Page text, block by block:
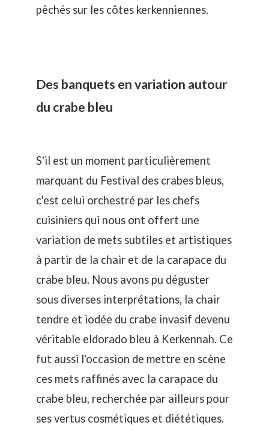
pêchés sur les côtes kerkenniennes.
Des banquets en variation autour
du crabe bleu
S'il est un moment particulièrement
marquant du Festival des crabes bleus,
c'est celui orchestré par les chefs
cuisiniers qui nous ont offert une
variation de mets subtiles et artistiques
à partir de la chair et de la carapace du
crabe bleu. Nous avons pu déguster
sous diverses interprétations, la chair
tendre et iodée du crabe invasif devenu
véritable eldorado bleu à Kerkennah. Ce
fut aussi l'occasion de mettre en scène
ces mets raffinés avec la carapace du
crabe bleu, recherchée par ailleurs pour
ses vertus cosmétiques et diététiques.